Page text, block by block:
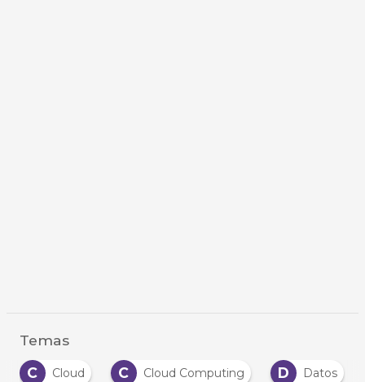
Temas
C
Cloud C Cloud Computing D Datos